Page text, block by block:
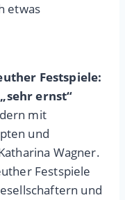
etwas
Festspiele:
ernst“
mit
und
Wagner.
Festspiele
und